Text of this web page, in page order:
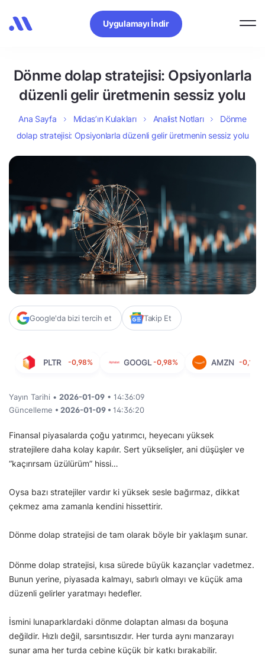
Uygulamayı İndir
Dönme dolap stratejisi: Opsiyonlarla
düzenli gelir üretmenin sessiz yolu
Ana Sayfa Midas’ın Kulakları Analist Notları
Dönme
dolap stratejisi: Opsiyonlarla düzenli gelir üretmenin sessiz yolu
Google'da bizi tercih et Takip Et
PLTR -0,98% GOOGL -0,98% AMZN -0,13%
Yayın Tarihi • 2026-01-09 • 14:36:09
Güncelleme • 2026-01-09 • 14:36:20
Finansal piyasalarda çoğu yatırımcı, heyecanı yüksek
stratejilere daha kolay kapılır. Sert yükselişler, ani düşüşler ve
“kaçırırsam üzülürüm” hissi…
Oysa bazı stratejiler vardır ki yüksek sesle bağırmaz, dikkat
çekmez ama zamanla kendini hissettirir.
Dönme dolap stratejisi de tam olarak böyle bir yaklaşım sunar.
Dönme dolap stratejisi, kısa sürede büyük kazançlar vadetmez.
Bunun yerine, piyasada kalmayı, sabırlı olmayı ve küçük ama
düzenli gelirler yaratmayı hedefler.
İsmini lunaparklardaki dönme dolaptan alması da boşuna
değildir. Hızlı değil, sarsıntısızdır. Her turda aynı manzarayı
sunar ama her turda cebine küçük bir katkı bırakabilir.